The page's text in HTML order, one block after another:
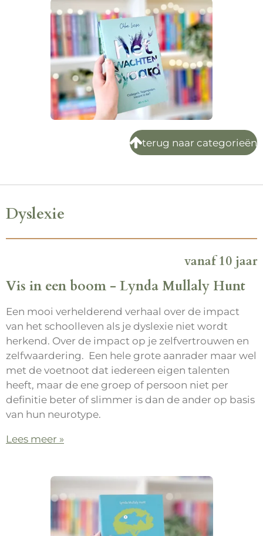
terug naar categorieën
Dyslexie
vanaf 10 jaar
Vis in een boom - Lynda Mullaly Hunt
Een mooi verhelderend verhaal over de impact
van het schoolleven als je dyslexie niet wordt
herkend. Over de impact op je zelfvertrouwen en
zelfwaardering. Een hele grote aanrader maar wel
met de voetnoot dat iedereen eigen talenten
heeft, maar de ene groep of persoon niet per
definitie beter of slimmer is dan de ander op basis
van hun neurotype.
Lees meer »